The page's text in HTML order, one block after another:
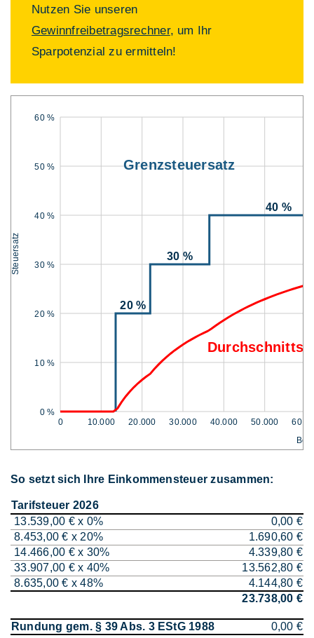
Nutzen Sie unseren
Gewinnfreibetragsrechner, um Ihr
Sparpotenzial zu ermitteln!
0 %
10 %
20 %
30 %
40 %
50 %
60 %
0 10.000 20.000 30.000 40.000 50.000
Grenzsteuersatz
20 %
30 %
40 %
Steuersatz
So setzt sich Ihre Einkommensteuer zusammen:
Tarifsteuer 2026
13.539,00 € x 0%
0,00 €
8.453,00 € x 20%
1.690,60 €
14.466,00 € x 30%
4.339,80 €
33.907,00 € x 40%
13.562,80 €
8.635,00 € x 48%
4.144,80 €
23.738,00 €
Rundung gem. § 39 Abs. 3 EStG 1988 0,00 €